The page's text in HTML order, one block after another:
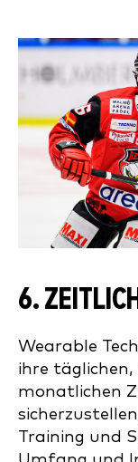
6.
Wearable
ihre
monatlichen
Training und